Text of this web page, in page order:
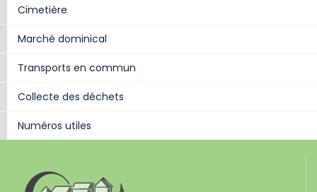
Cimetière
Marché dominical
Transports en commun
Collecte des déchets
Numéros utiles